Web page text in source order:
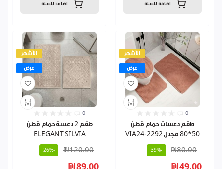
اضافة للسلة اضافة للسلة
الأشهر
عرض
0
طقم 2 دعسة حمام قطن
ELEGANT SILVIA
₪120.00
-26%
₪89.00
الأشهر
عرض
0
طقم دعسات حمام قطن
50*80 مجدل VIA24-2292
₪80.00
-39%
₪49.00